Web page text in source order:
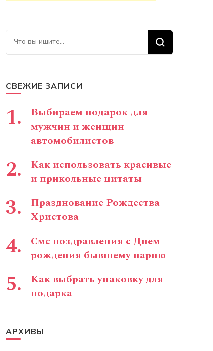
Ищите что-то?
СВЕЖИЕ ЗАПИСИ
Выбираем подарок для
мужчин и женщин
автомобилистов
Как использовать красивые
и прикольные цитаты
Празднование Рождества
Христова
Смс поздравления с Днем
рождения бывшему парню
Как выбрать упаковку для
подарка
АРХИВЫ